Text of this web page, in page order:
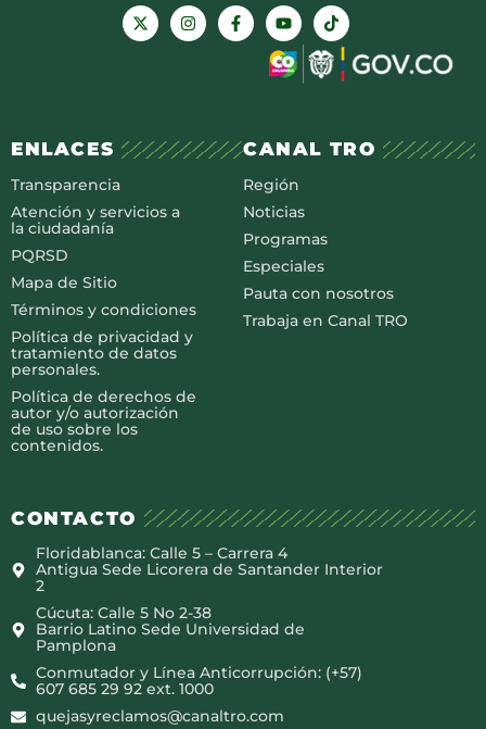
ENLACES
Transparencia
Atención y servicios a
la ciudadanía
PQRSD
Mapa de Sitio
Términos y condiciones
Política de privacidad y
tratamiento de datos
personales.
Política de derechos de
autor y/o autorización
de uso sobre los
contenidos.
CANAL TRO
Región
Noticias
Programas
Especiales
Pauta con nosotros
Trabaja en Canal TRO
CONTACTO
Floridablanca: Calle 5 – Carrera 4
Antigua Sede Licorera de Santander Interior
2
Cúcuta: Calle 5 No 2-38
Barrio Latino Sede Universidad de
Pamplona
Conmutador y Línea Anticorrupción: (+57)
607 685 29 92 ext. 1000
quejasyreclamos@canaltro.com